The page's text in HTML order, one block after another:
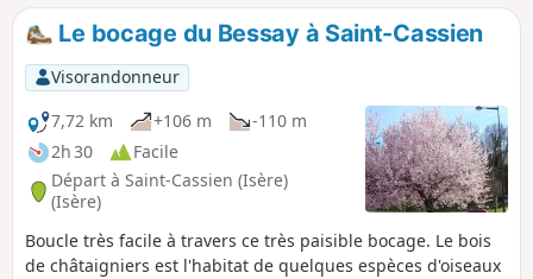
Le bocage du Bessay à Saint-Cassien
Visorandonneur
7,72 km
+106 m
-110 m
2h 30
Facile
Départ à Saint-Cassien (Isère)
(Isère)
Boucle très facile à travers ce très paisible bocage. Le bois
de châtaigniers est l'habitat de quelques espèces d'oiseaux